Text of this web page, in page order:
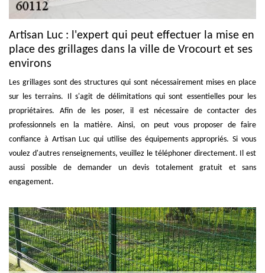
Artisan Luc : l'expert qui peut effectuer la mise en
place des grillages dans la ville de Vrocourt et ses
environs
Les grillages sont des structures qui sont nécessairement mises en place
sur les terrains. Il s'agit de délimitations qui sont essentielles pour les
propriétaires. Afin de les poser, il est nécessaire de contacter des
professionnels en la matière. Ainsi, on peut vous proposer de faire
confiance à Artisan Luc qui utilise des équipements appropriés. Si vous
voulez d'autres renseignements, veuillez le téléphoner directement. Il est
aussi possible de demander un devis totalement gratuit et sans
engagement.